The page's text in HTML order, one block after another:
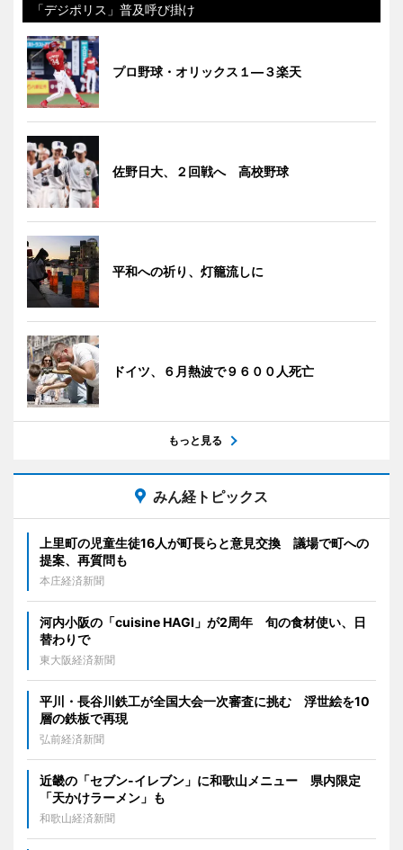
「デジポリス」普及呼び掛け
プロ野球・オリックス１―３楽天
佐野日大、２回戦へ 高校野球
平和への祈り、灯籠流しに
ドイツ、６月熱波で９６００人死亡
もっと見る
みん経トピックス
上里町の児童生徒16人が町長らと意見交換 議場で町への
提案、再質問も
本庄経済新聞
河内小阪の「cuisine HAGI」が2周年 旬の食材使い、日
替わりで
東大阪経済新聞
平川・長谷川鉄工が全国大会一次審査に挑む 浮世絵を10
層の鉄板で再現
弘前経済新聞
近畿の「セブン-イレブン」に和歌山メニュー 県内限定
「天かけラーメン」も
和歌山経済新聞